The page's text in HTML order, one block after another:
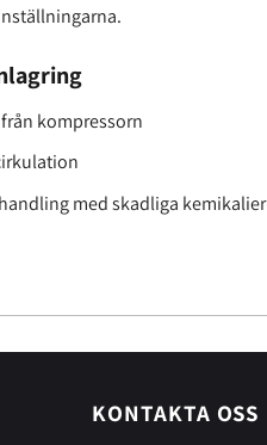
kompressorn
med skadliga kemikalier
KONTAKTA OSS